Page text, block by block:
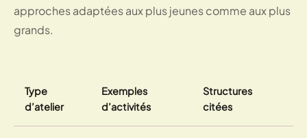
approches adaptées aux plus jeunes comme aux plus
grands.
Type
d’atelier
Exemples
d’activités
Structures
citées